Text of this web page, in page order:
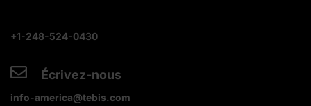
+1-248-524-0430
Écrivez-nous
info-america@tebis.com